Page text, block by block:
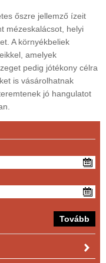
őszre jellemző ízeit
mézeskalácsot, helyi
A környékbeliek
amelyek
pedig jótékony célra
is vásárolhatnak
jó hangulatot